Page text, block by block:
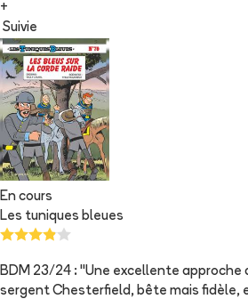
+
Suivie
En cours
Les tuniques bleues
BDM 23/24 : "Une excellente approche
sergent Chesterfield, bête mais fidèle,